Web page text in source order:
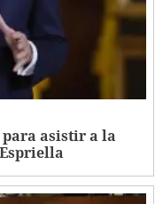
para asistir a la